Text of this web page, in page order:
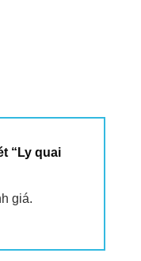
“Ly quai
giá.